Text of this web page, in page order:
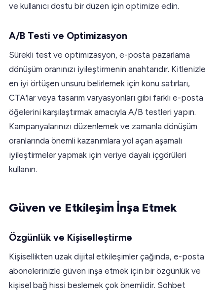
ve kullanıcı dostu bir düzen için optimize edin.
A/B Testi ve Optimizasyon
Sürekli test ve optimizasyon, e-posta pazarlama
dönüşüm oranınızı iyileştirmenin anahtarıdır. Kitlenizle
en iyi örtüşen unsuru belirlemek için konu satırları,
CTA'lar veya tasarım varyasyonları gibi farklı e-posta
öğelerini karşılaştırmak amacıyla A/B testleri yapın.
Kampanyalarınızı düzenlemek ve zamanla dönüşüm
oranlarında önemli kazanımlara yol açan aşamalı
iyileştirmeler yapmak için veriye dayalı içgörüleri
kullanın.
Güven ve Etkileşim İnşa Etmek
Özgünlük ve Kişiselleştirme
Kişisellikten uzak dijital etkileşimler çağında, e-posta
abonelerinizle güven inşa etmek için bir özgünlük ve
kişisel bağ hissi beslemek çok önemlidir. Sohbet